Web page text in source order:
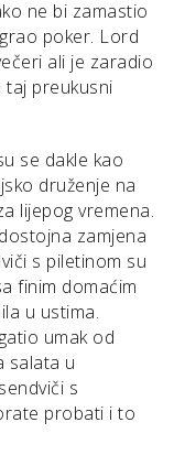
ne bi zamastio
poker. Lord
ali je zaradio
taj preukusni
se dakle kao
druženje na
lijepog vremena.
zamjena
s piletinom su
finim domaćim
u ustima.
umak od
salata u
s
probati i to